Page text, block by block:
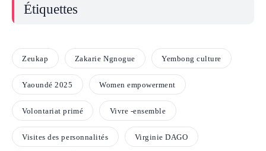
Étiquettes
Zeukap Zakarie Ngnogue Yembong culture
Yaoundé 2025 Women empowerment
Volontariat primé Vivre -ensemble
Visites des personnalités Virginie DAGO